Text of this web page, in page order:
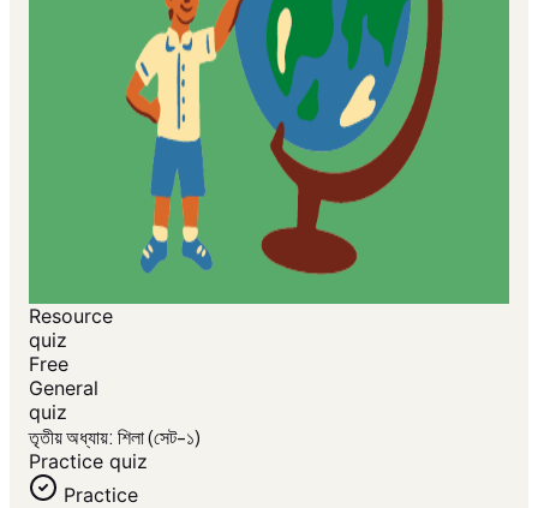
Resource
quiz
Free
General
quiz
তৃতীয় অধ্যায়: শিলা (সেট-১)
Practice quiz
Practice